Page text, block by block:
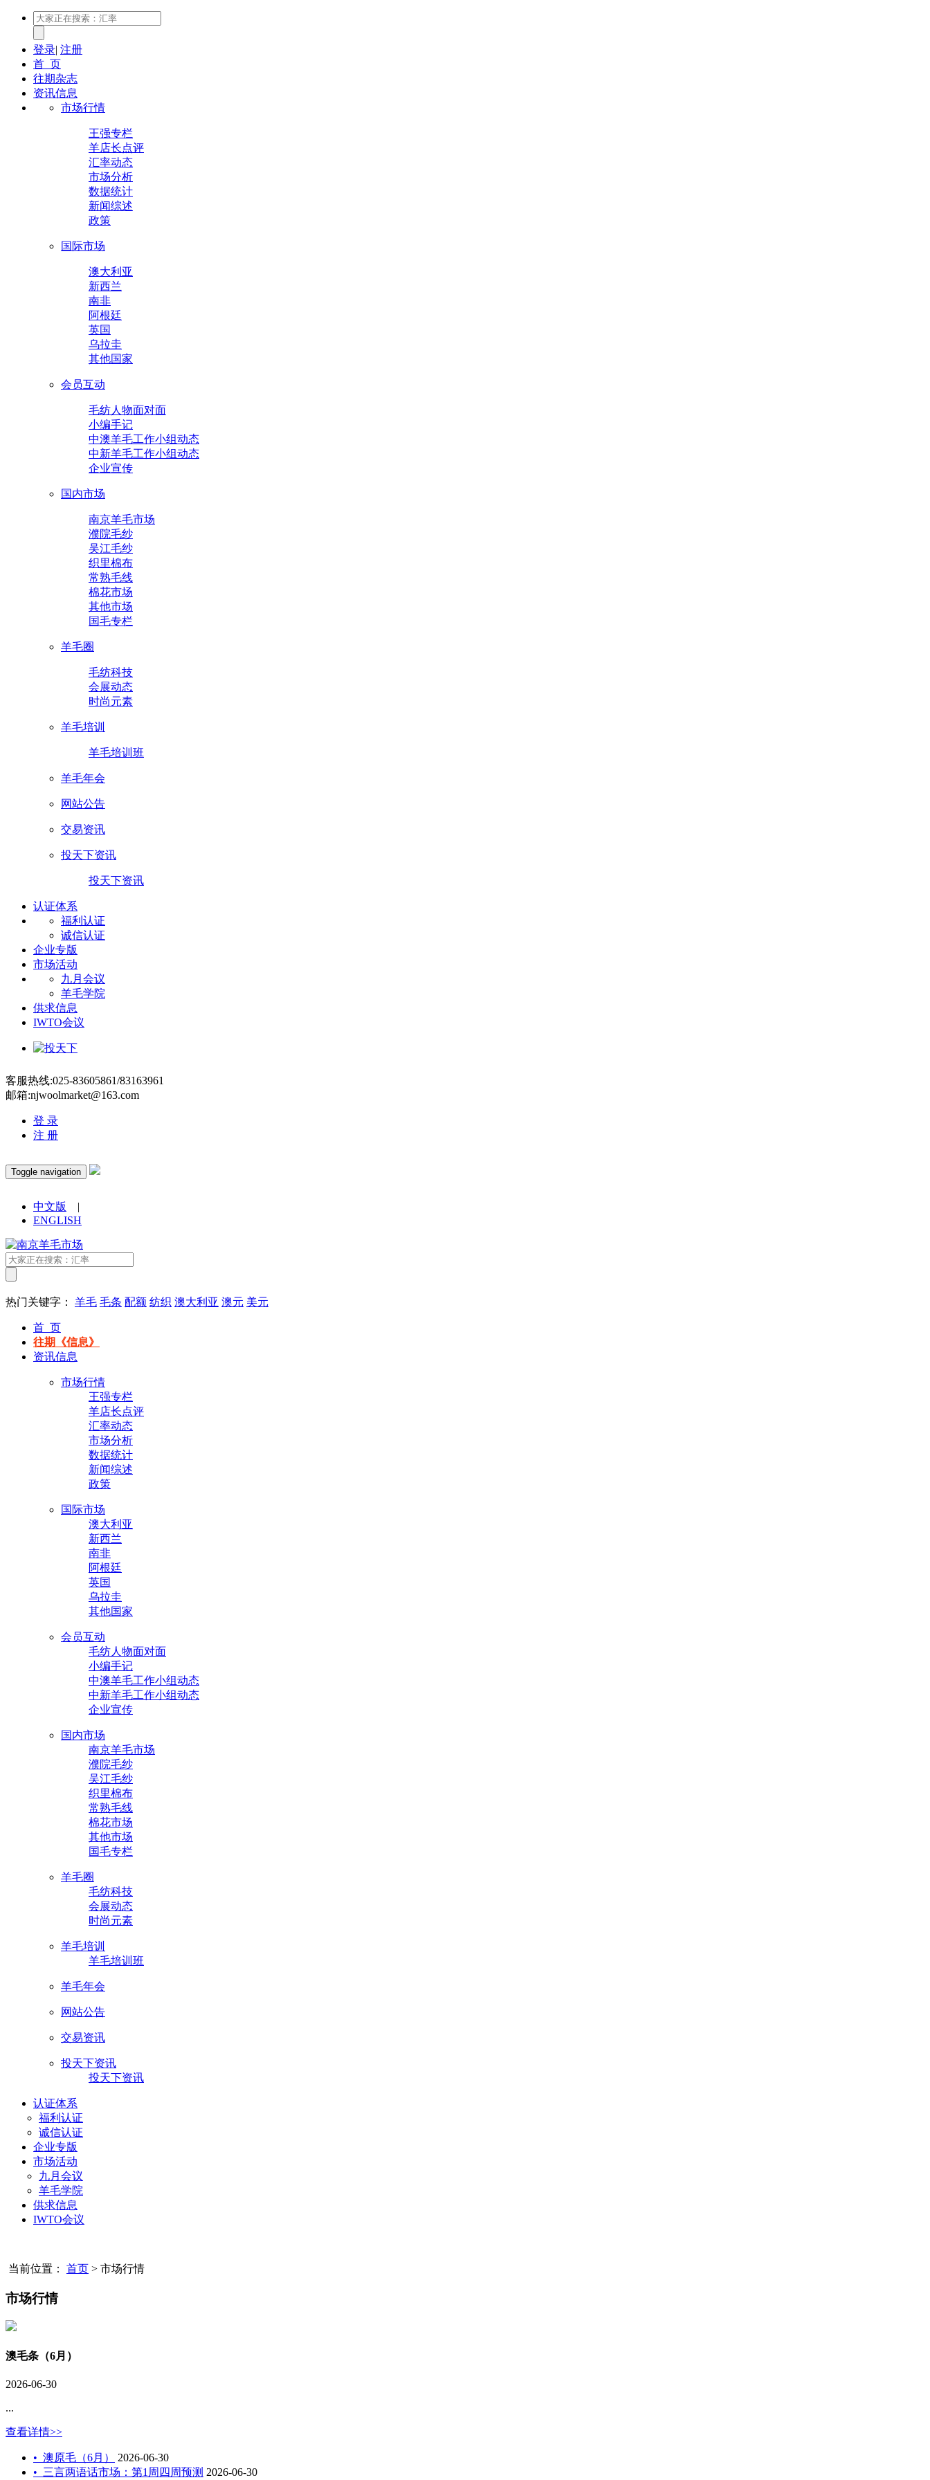
登录| 注册
首 页
往期杂志
资讯信息
市场行情
王强专栏
羊店长点评
汇率动态
市场分析
数据统计
新闻综述
政策
国际市场
澳大利亚
新西兰
南非
阿根廷
英国
乌拉圭
其他国家
会员互动
毛纺人物面对面
小编手记
中澳羊毛工作小组动态
中新羊毛工作小组动态
企业宣传
国内市场
南京羊毛市场
濮院毛纱
吴江毛纱
织里棉布
常熟毛线
棉花市场
其他市场
国毛专栏
羊毛圈
毛纺科技
会展动态
时尚元素
羊毛培训
羊毛培训班
羊毛年会
网站公告
交易资讯
投天下资讯
投天下资讯
认证体系
福利认证
诚信认证
企业专版
市场活动
九月会议
羊毛学院
供求信息
IWTO会议
客服热线:025-83605861/83163961
邮箱:njwoolmarket@163.com
登 录
注 册
Toggle navigation
中文版
|
ENGLISH
热门关键字： 羊毛 毛条 配额 纺织 澳大利亚 澳元 美元
首 页
往期《信息》
资讯信息
市场行情
王强专栏
羊店长点评
汇率动态
市场分析
数据统计
新闻综述
政策
国际市场
澳大利亚
新西兰
南非
阿根廷
英国
乌拉圭
其他国家
会员互动
毛纺人物面对面
小编手记
中澳羊毛工作小组动态
中新羊毛工作小组动态
企业宣传
国内市场
南京羊毛市场
濮院毛纱
吴江毛纱
织里棉布
常熟毛线
棉花市场
其他市场
国毛专栏
羊毛圈
毛纺科技
会展动态
时尚元素
羊毛培训
羊毛培训班
羊毛年会
网站公告
交易资讯
投天下资讯
投天下资讯
认证体系
福利认证
诚信认证
企业专版
市场活动
九月会议
羊毛学院
供求信息
IWTO会议
当前位置： 首页 > 市场行情
市场行情
澳毛条（6月）
2026-06-30
...
查看详情>>
• 澳原毛（6月）
2026-06-30
• 三言两语话市场：第1周四周预测 2026-06-30